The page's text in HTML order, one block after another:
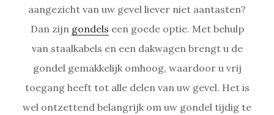
aangezicht van uw gevel liever niet aantasten?
Dan zijn gondels een goede optie. Met behulp
van staalkabels en een dakwagen brengt u de
gondel gemakkelijk omhoog, waardoor u vrij
toegang heeft tot alle delen van uw gevel. Het is
wel ontzettend belangrijk om uw gondel tijdig te